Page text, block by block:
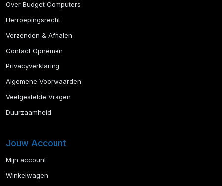
Over Budget Computers
Herroepingsrecht
Verzenden & Afhalen
Contact Opnemen
Privacyverklaring
Algemene Voorwaarden
Veelgestelde Vragen
Duurzaamheid
Jouw Account
Mijn account
Winkelwagen